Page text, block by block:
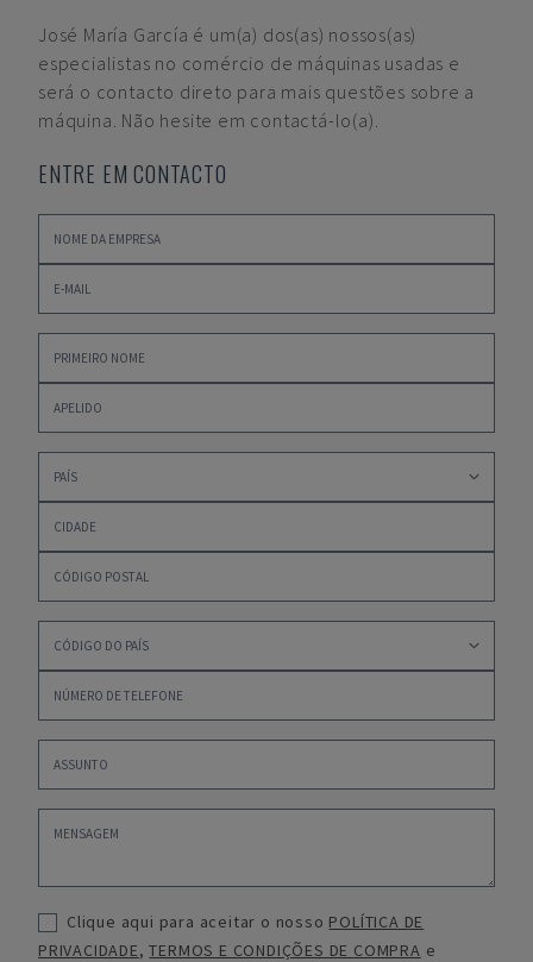
José María García é um(a) dos(as) nossos(as)
especialistas no comércio de máquinas usadas e
será o contacto direto para mais questões sobre a
máquina. Não hesite em contactá-lo(a).
ENTRE EM CONTACTO
Clique aqui para aceitar o nosso POLÍTICA DE
PRIVACIDADE,TERMOS E CONDIÇÕES DE COMPRA e